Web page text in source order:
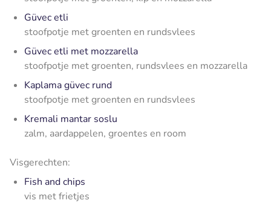
Güvec etli
stoofpotje met groenten en rundsvlees
Güvec etli met mozzarella
stoofpotje met groenten, rundsvlees en mozzarella
Kaplama güvec rund
stoofpotje met groenten en rundsvlees
Kremali mantar soslu
zalm, aardappelen, groentes en room
Visgerechten:
Fish and chips
vis met frietjes